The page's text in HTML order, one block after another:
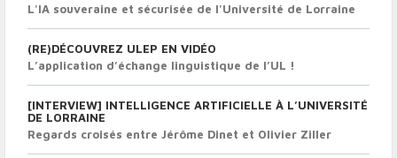
L'IA souveraine et sécurisée de l'Université de Lorraine
(RE)DÉCOUVREZ ULEP EN VIDÉO
L’application d’échange linguistique de l’UL !
[INTERVIEW] INTELLIGENCE ARTIFICIELLE À L’UNIVERSITÉ
DE LORRAINE
Regards croisés entre Jérôme Dinet et Olivier Ziller